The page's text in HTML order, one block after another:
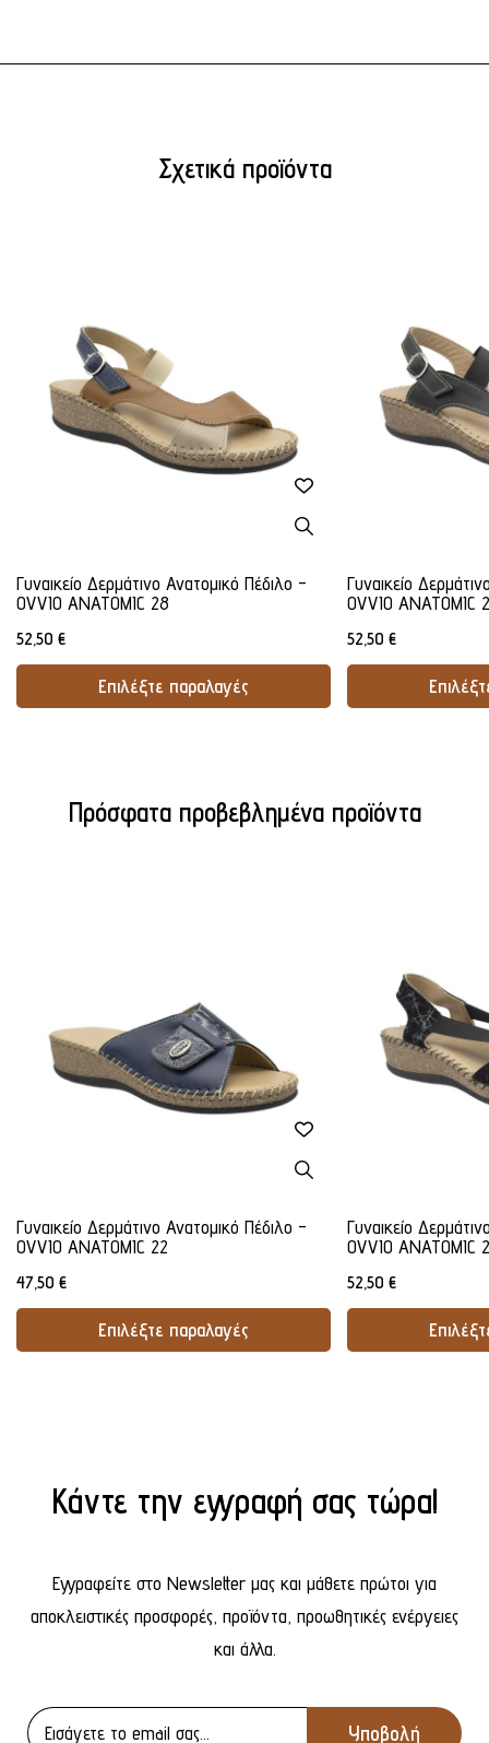
Σχετικά προϊόντα
Γυναικείο Δερμάτινο Ανατομικό Πέδιλο -
OVVIO ANATOMIC 28
52,50 €
Επιλέξτε παραλαγές
Γυναικείο
OVVIO ANATOMIC
52,50 €
Πρόσφατα προβεβλημένα προϊόντα
Γυναικείο Δερμάτινο Ανατομικό Πέδιλο -
OVVIO ANATOMIC 22
47,50 €
Επιλέξτε παραλαγές
Γυναικείο
OVVIO ANATOMIC
52,50 €
Κάντε την εγγραφή σας τώρα!
Εγγραφείτε στο Newsletter μας και μάθετε πρώτοι για
αποκλειστικές προσφορές, προϊόντα, προωθητικές ενέργειες
και άλλα.